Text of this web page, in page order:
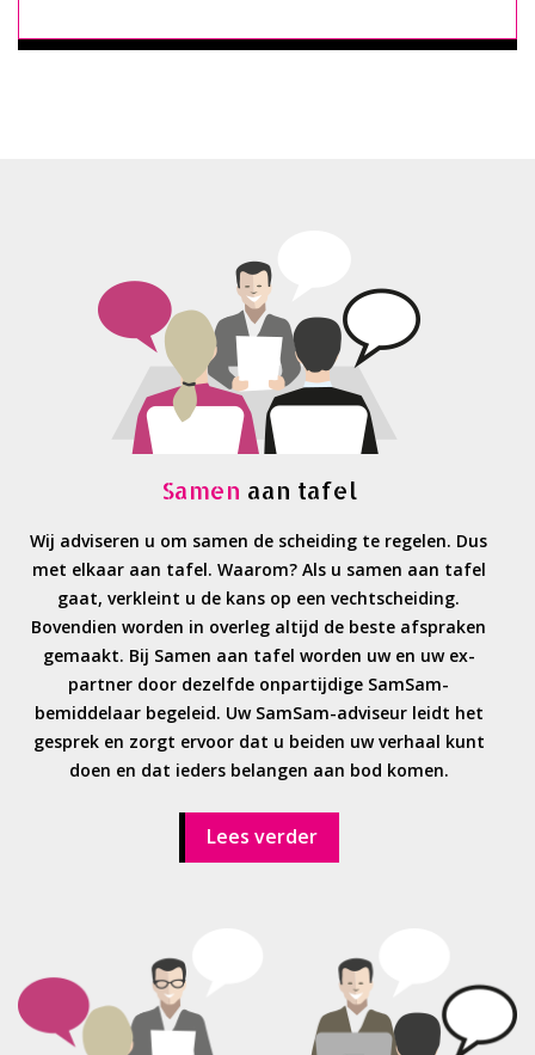
Samen aan tafel
Wij adviseren u om samen de scheiding te regelen. Dus
met elkaar aan tafel. Waarom? Als u samen aan tafel
gaat, verkleint u de kans op een vechtscheiding.
Bovendien worden in overleg altijd de beste afspraken
gemaakt. Bij Samen aan tafel worden uw en uw ex-
partner door dezelfde onpartijdige SamSam-
bemiddelaar begeleid. Uw SamSam-adviseur leidt het
gesprek en zorgt ervoor dat u beiden uw verhaal kunt
doen en dat ieders belangen aan bod komen.
Lees verder